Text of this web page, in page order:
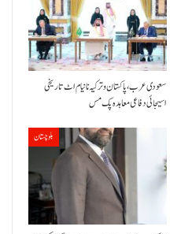
سعودی عرب، پاکستان و ترکیہ نا نیام اٹ تاریخی
اسیجائی دفاعی معاہدہ پک مس
بلوچستان